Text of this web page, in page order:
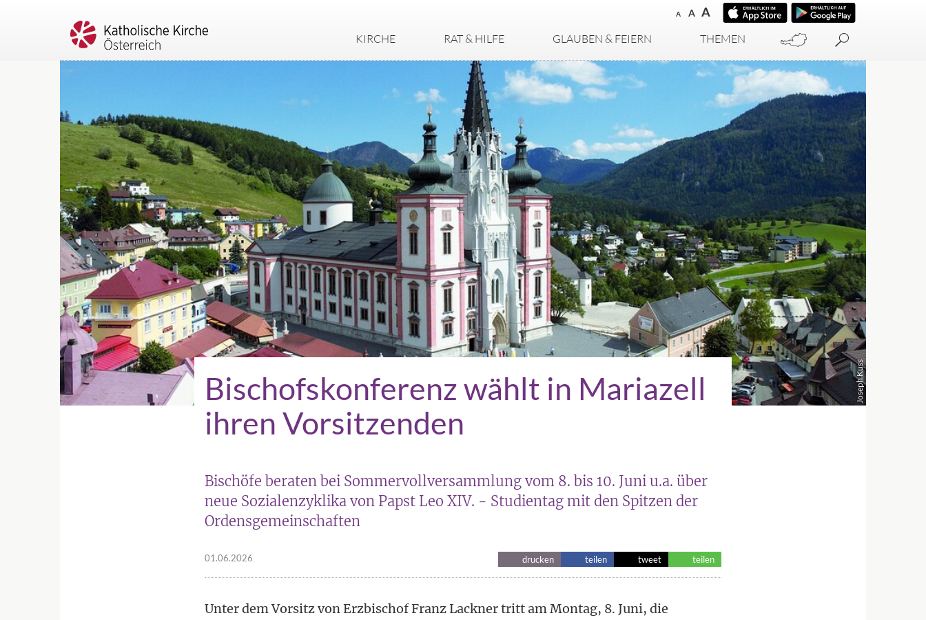
A A A
KIRCHE RAT & HILFE GLAUBEN & FEIERN THEMEN
Joseph Kuss
Bischofskonferenz wählt in Mariazell
ihren Vorsitzenden
Bischöfe beraten bei Sommervollversammlung vom 8. bis 10. Juni u.a. über
neue Sozialenzyklika von Papst Leo XIV. - Studientag mit den Spitzen der
Ordensgemeinschaften
01.06.2026 drucken teilen tweet teilen
Unter dem Vorsitz von Erzbischof Franz Lackner tritt am Montag, 8. Juni, die